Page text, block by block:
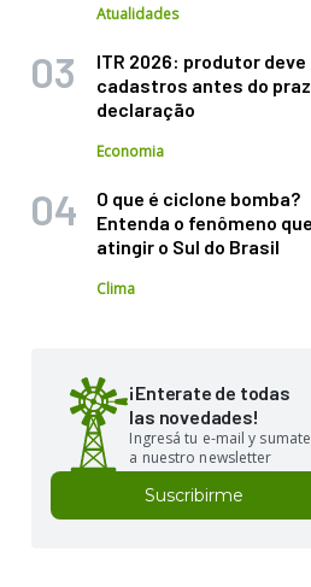
Atualidades
ITR 2026: produtor
cadastros antes do
declaração
Economia
O que é ciclone bomba?
Entenda o fenômeno
atingir o Sul do Brasil
Clima
¡Enterate de todas
las novedades!
Ingresá tu e-mail y sumate
a nuestro newsletter
Suscribirme